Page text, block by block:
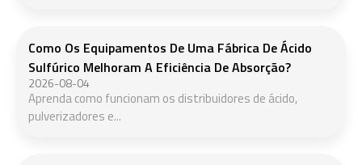
Como Os Equipamentos De Uma Fábrica De Ácido
Sulfúrico Melhoram A Eficiência De Absorção?
2026-08-04
Aprenda como funcionam os distribuidores de ácido,
pulverizadores e...